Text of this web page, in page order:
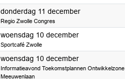
donderdag 11 december2025
Regio Zwolle Congres
woensdag 10 december2025
Sportcafé Zwolle
woensdag 10 december2025
Informatieavond Toekomstplannen Ontwikkelzone
Meeuwenlaan